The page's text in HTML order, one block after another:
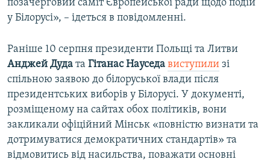
позачерговий саміт Європейської ради щодо подій
у Білорусі», – ідеться в повідомленні.
Раніше 10 серпня президенти Польщі та Литви
Анджей Дуда та Гітанас Науседа виступили зі
спільною заявою до білоруської влади після
президентських виборів у Білорусі. У документі,
розміщеному на сайтах обох політиків, вони
закликали офіційний Мінськ «повністю визнати та
дотримуватися демократичних стандартів» та
відмовитись від насильства, поважати основні